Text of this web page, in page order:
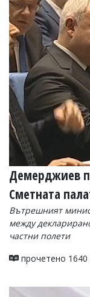
УКРАЙНА
СПОРТ
РАЗСЛЕДВАНЕ
БИЗНЕС
ЮГ
Управители:
Веселин
Василев,
email:
v.vasilev@flagman.bg
Катя
Касабова,
Главен
редактор:
Колев,
email:
office@flagman.bg
Коментарите
Демерджиев
Сметната
Вътрешният
между
частни полети
прочетено 1640